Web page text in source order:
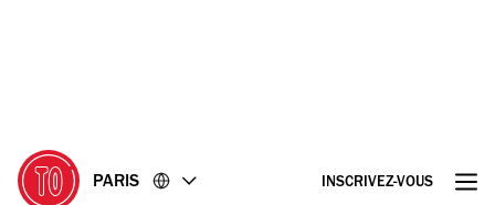
PARIS INSCRIVEZ-VOUS